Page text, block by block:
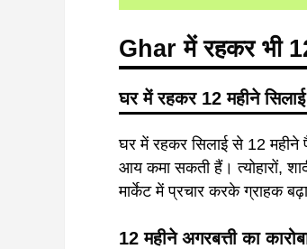
Gharमें रहकर भी
घर में रहकर 12 महीने
घर में रहकर सिलाई से 12
आय कमा सकती हैं। त्योहारों,
मार्केट में प्रचार करके ग्राहक
12 महीने अगरबत्ती का